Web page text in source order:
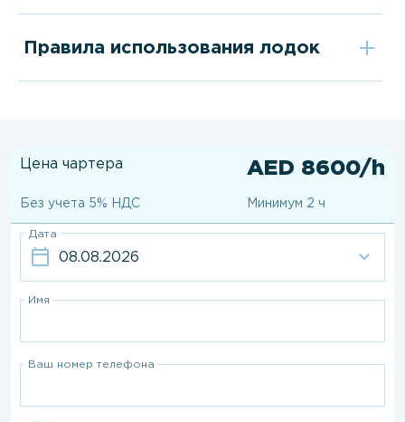
Правила использования лодок
Цена чартера
Без учета 5% НДС
AED 8600/h
Минимум 2 ч
Дата
Имя
Ваш номер телефона